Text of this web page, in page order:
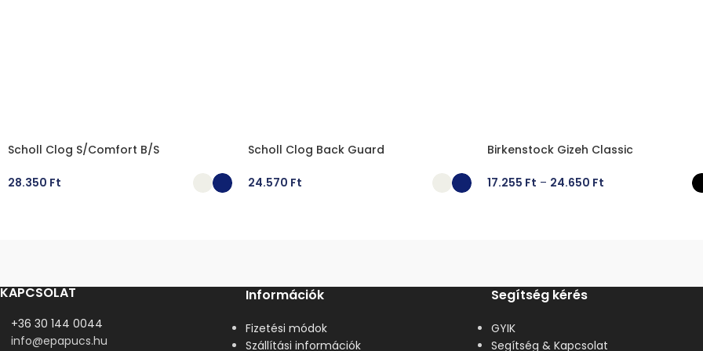
Scholl Clog S/Comfort B/S
28.350 Ft
Scholl Clog Back Guard
24.570 Ft
Birkenstock Gizeh Classic
17.255 Ft – 24.650 Ft
KAPCSOLAT
+36 30 144 0044
info@epapucs.hu
Információk
Fizetési módok
Szállítási információk
Segítség kérés
GYIK
Segítség & Kapcsolat